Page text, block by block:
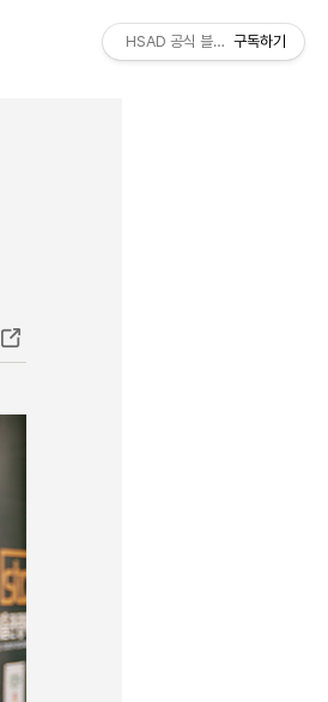
HSAD 공식 블로그 HSADzine
구독하기